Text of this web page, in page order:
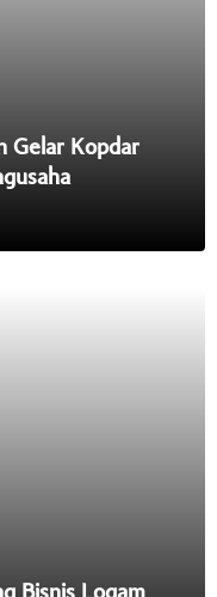
Gelar Kopdar